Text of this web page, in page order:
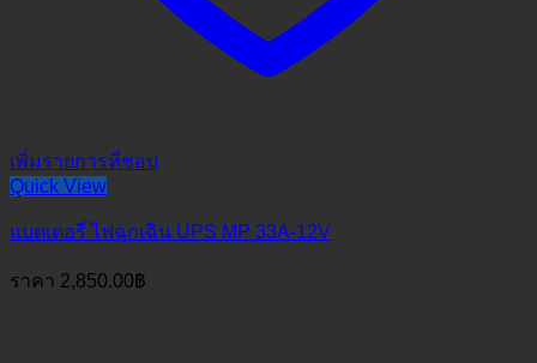
เพิ่มรายการที่ชอบ
Quick View
แบตเตอรี่ ไฟฉุกเฉิน UPS MP 33A-12V
ราคา 2,850.00฿